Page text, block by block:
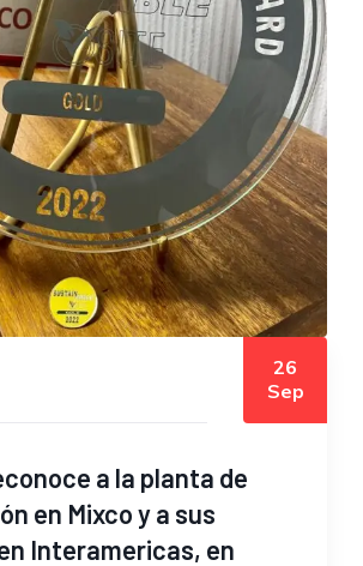
26
Sep
a la planta de
en Mixco y a sus
Interamericas, en